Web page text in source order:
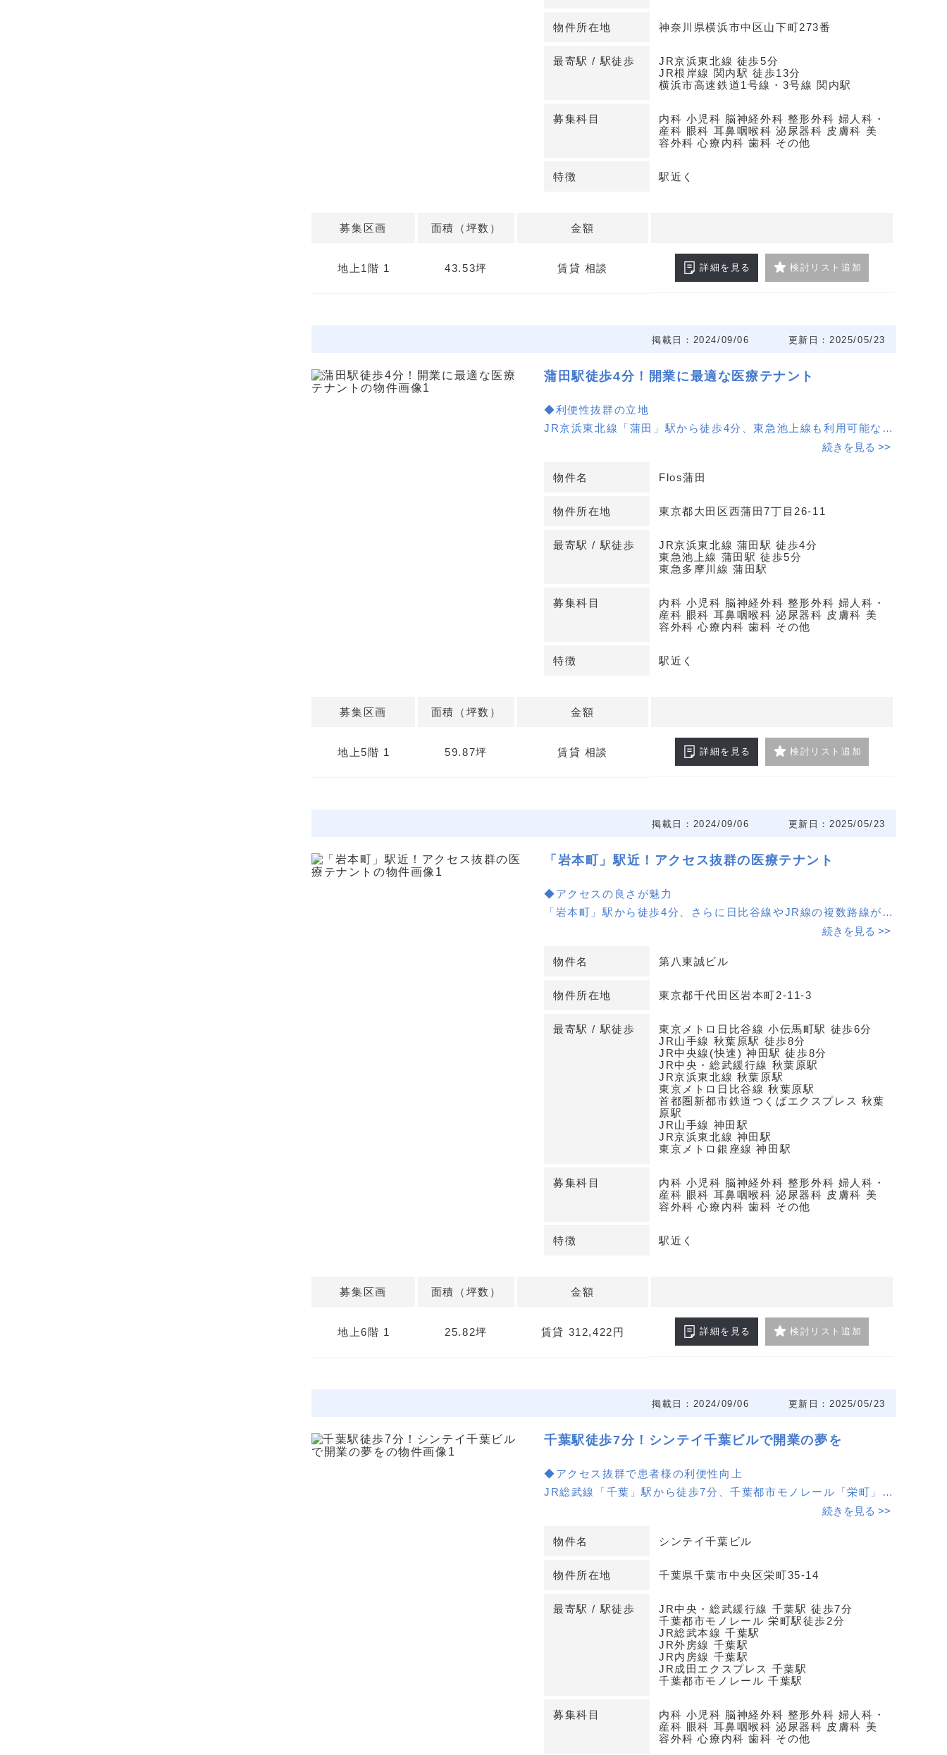
物件は大通りに面した1階にあり、視認性が高く、クリニックの認
知度向上に寄与します。エントランスを挟んだ隣には調剤薬局があ
り、患者様にとってワンストップでの医療サービスが受けられま
◆充実の設備
鉄骨造の頑丈な建物で安心の24時間機械警備体制。駐車場も完備
い。
物件所在地 神奈川県横浜市中区山下町273番
最寄駅 / 駅徒歩
JR京浜東北線 徒歩5分
JR根岸線 関内駅 徒歩13分
横浜市高速鉄道1号線・3号線 関内駅
募集科目
内科 小児科 脳神経外科 整形外科 婦人科・
産科 眼科 耳鼻咽喉科 泌尿器科 皮膚科 美
容外科 心療内科 歯科 その他
特徴 駅近く
募集区画 面積（坪数） 金額
地上1階 1 43.53坪 賃貸 相談 詳細を見る 検討リスト追加
掲載日：2024/09/06 更新日：2025/05/23
蒲田駅徒歩4分！開業に最適な医療テナント
◆利便性抜群の立地
JR京浜東北線「蒲田」駅から徒歩4分、東急池上線も利用可能な好
立地です。周辺には商業施設や古くからの商店街があり、日常の集
内科から美容外科まで、幅広い診療科目での開業が可能です。5階
の区画は59.87坪で、クリニックの運営に適したスペースを提供し
鉄骨造の堅牢な建物で、エレベーターや駐車場も完備。契約期間は
2年の普通借家契約で、安心してご利用いただけます。詳細はお問
続きを見る >>
物件名 Flos蒲田
物件所在地 東京都大田区西蒲田7丁目26-11
最寄駅 / 駅徒歩
JR京浜東北線 蒲田駅 徒歩4分
東急池上線 蒲田駅 徒歩5分
東急多摩川線 蒲田駅
募集科目
内科 小児科 脳神経外科 整形外科 婦人科・
産科 眼科 耳鼻咽喉科 泌尿器科 皮膚科 美
容外科 心療内科 歯科 その他
特徴 駅近く
募集区画 面積（坪数） 金額
地上5階 1 59.87坪 賃貸 相談 詳細を見る 検討リスト追加
掲載日：2024/09/06 更新日：2025/05/23
「岩本町」駅近！アクセス抜群の医療テナント
◆アクセスの良さが魅力
「岩本町」駅から徒歩4分、さらに日比谷線やJR線の複数路線が利
用可能な好立地です。交通利便性が高く、患者様の集患力が期待で
東京都千代田区のオフィス街に位置するため、多くのビジネスパー
ソンが集まる地域です。6階の空間は静かで落ち着いた雰囲気を提
供し、医療サービスに最適です。
◆多様な診療科目に対応
内科や小児科、整形外科など幅広い診療科目で開業可能。地域のニ
ーズに応じた医療サービスを提供することができます。詳細はお問
続きを見る >>
物件名 第八東誠ビル
物件所在地 東京都千代田区岩本町2-11-3
最寄駅 / 駅徒歩
東京メトロ日比谷線 小伝馬町駅 徒歩6分
JR山手線 秋葉原駅 徒歩8分
JR中央線(快速) 神田駅 徒歩8分
JR中央・総武緩行線 秋葉原駅
JR京浜東北線 秋葉原駅
東京メトロ日比谷線 秋葉原駅
首都圏新都市鉄道つくばエクスプレス 秋葉
原駅
JR山手線 神田駅
JR京浜東北線 神田駅
東京メトロ銀座線 神田駅
募集科目
内科 小児科 脳神経外科 整形外科 婦人科・
産科 眼科 耳鼻咽喉科 泌尿器科 皮膚科 美
容外科 心療内科 歯科 その他
特徴 駅近く
募集区画 面積（坪数） 金額
地上6階 1 25.82坪 賃貸 312,422円 詳細を見る 検討リスト追加
掲載日：2024/09/06 更新日：2025/05/23
千葉駅徒歩7分！シンテイ千葉ビルで開業の夢を
◆アクセス抜群で患者様の利便性向上
JR総武線「千葉」駅から徒歩7分、千葉都市モノレール「栄町」駅
からは徒歩2分と、患者様にとってアクセスが非常に良好な立地で
3階と5階の2つのフロアが利用可能で、内科や小児科、脳神経外科
など多様な診療科目に対応可能です。面積もそれぞれ異なるため、
クリニックの規模や専門に応じて選択できます。
◆充実した設備と安心の契約条件
エレベーター完備の鉄骨鉄筋コンクリート造9階建てビルで、安心
は管理費が含まれています。詳細はお問い合わせください。
続きを見る >>
物件名 シンテイ千葉ビル
物件所在地 千葉県千葉市中央区栄町35-14
最寄駅 / 駅徒歩
JR中央・総武緩行線 千葉駅 徒歩7分
千葉都市モノレール 栄町駅徒歩2分
JR総武本線 千葉駅
JR外房線 千葉駅
JR内房線 千葉駅
JR成田エクスプレス 千葉駅
千葉都市モノレール 千葉駅
募集科目
内科 小児科 脳神経外科 整形外科 婦人科・
産科 眼科 耳鼻咽喉科 泌尿器科 皮膚科 美
容外科 心療内科 歯科 その他